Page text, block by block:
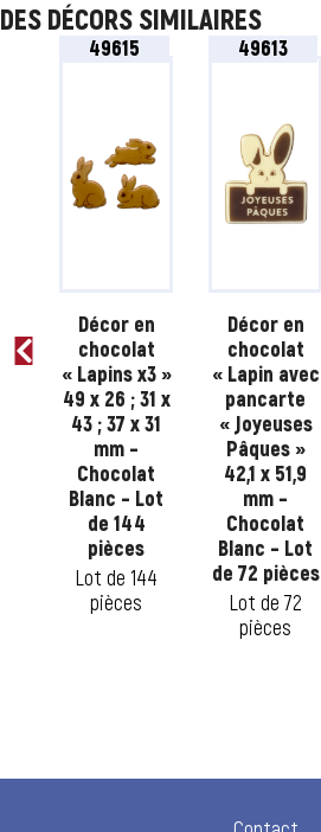
DES DÉCORS SIMILAIRES
49615
Décor en
chocolat
« Lapins x3 »
49 x 26 ; 31 x
43 ; 37 x 31
mm –
Chocolat
Blanc – Lot
de 144
pièces
Lot de 144
pièces
49613
Décor en
chocolat
« Lapin avec
pancarte
« Joyeuses
Pâques »
42,1 x 51,9
mm –
Chocolat
Blanc – Lot
de 72 pièces
Lot de 72
pièces